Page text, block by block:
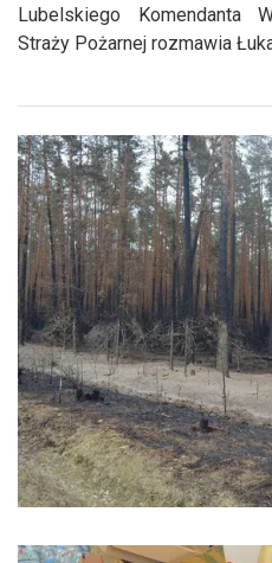
Lubelskiego Komendanta
Straży Pożarnej rozmawia